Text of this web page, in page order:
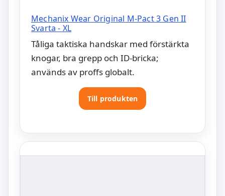
Mechanix Wear Original M-Pact 3 Gen II
Svarta - XL
Tåliga taktiska handskar med förstärkta
knogar, bra grepp och ID-bricka;
används av proffs globalt.
Till produkten